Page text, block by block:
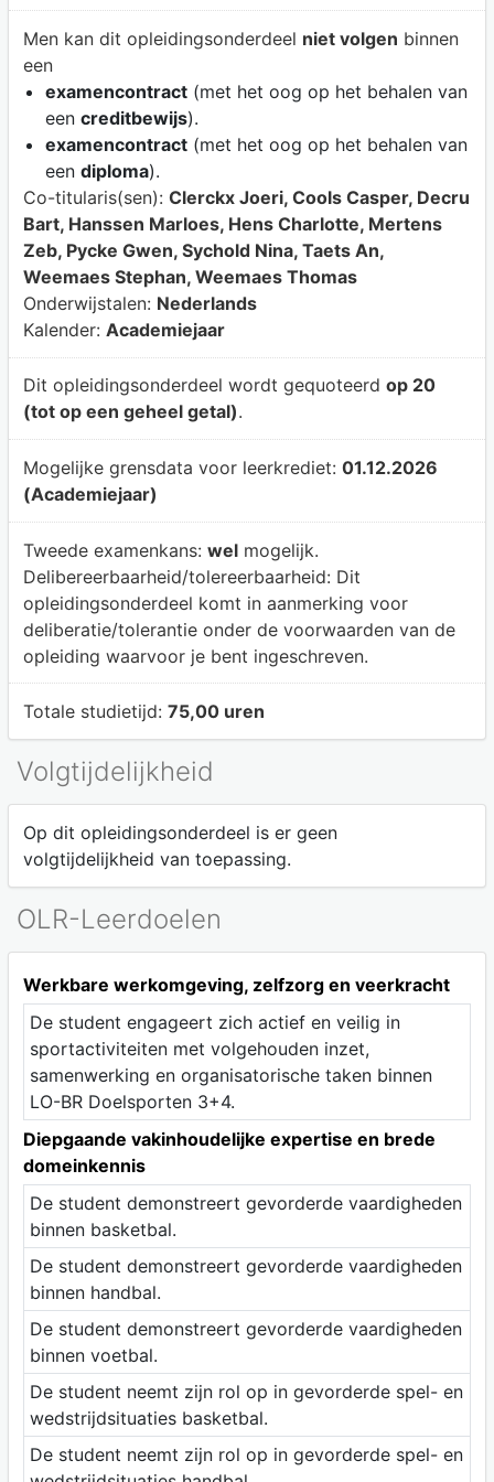
Men kan dit opleidingsonderdeel niet volgen binnen
een
examencontract(met het oog op het behalen van
een creditbewijs).
examencontract(met het oog op het behalen van
een diploma).
Co-titularis(sen): Clerckx Joeri, Cools Casper, Decru
Bart, Hanssen Marloes, Hens Charlotte, Mertens
Zeb, Pycke Gwen, Sychold Nina, Taets An,
Weemaes Stephan, Weemaes Thomas
Onderwijstalen: Nederlands
Kalender: Academiejaar
Dit opleidingsonderdeel wordt gequoteerd op 20
(tot op een geheel getal).
Mogelijke grensdata voor leerkrediet: 01.12.2026
(Academiejaar)
Tweede examenkans: welmogelijk.
Delibereerbaarheid/tolereerbaarheid: Dit
opleidingsonderdeel komt in aanmerking voor
deliberatie/tolerantie onder de voorwaarden van de
opleiding waarvoor je bent ingeschreven.
Totale studietijd: 75,00 uren
Volgtijdelijkheid
Op dit opleidingsonderdeel is er geen
volgtijdelijkheid van toepassing.
OLR-Leerdoelen
Werkbare werkomgeving, zelfzorg en veerkracht
De student engageert zich actief en veilig in
sportactiviteiten met volgehouden inzet,
samenwerking en organisatorische taken binnen
LO-BR Doelsporten 3+4.
Diepgaande vakinhoudelijke expertise en brede
domeinkennis
De student demonstreert gevorderde vaardigheden
binnen basketbal.
De student demonstreert gevorderde vaardigheden
binnen handbal.
De student demonstreert gevorderde vaardigheden
binnen voetbal.
De student neemt zijn rol op in gevorderde spel- en
wedstrijdsituaties basketbal.
De student neemt zijn rol op in gevorderde spel- en